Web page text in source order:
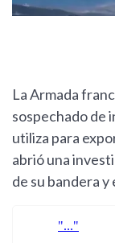
La Armada
sospechado de
utiliza para
abrió una
de su bandera